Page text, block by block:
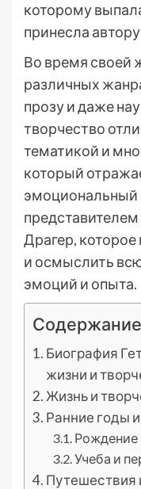
которому
принесла
Во время своей
различных
прозу и даже
творчество
тематикой и
который
эмоциональный
Драгер,
и осмыслить
эмоций и опыта.
Содержание
Биография
жизни и
Жизнь и
Ранние годы
Рождение
Учеба и
Путешествия